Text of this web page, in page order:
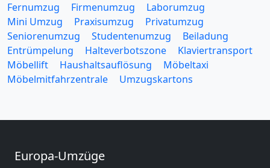
Fernumzug
Firmenumzug
Laborumzug
Mini Umzug
Praxisumzug
Privatumzug
Seniorenumzug
Studentenumzug
Beiladung
Entrümpelung
Halteverbotszone
Klaviertransport
Möbellift
Haushaltsauflösung
Möbeltaxi
Möbelmitfahrzentrale
Umzugskartons
Europa-Umzüge